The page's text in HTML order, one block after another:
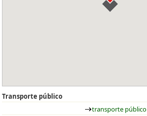
Transporte público
transporte público